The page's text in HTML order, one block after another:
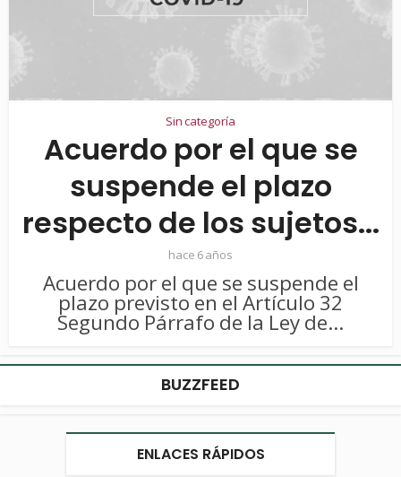
Sin categoría
Acuerdo por el que se
suspende el plazo
respecto de los sujetos...
hace 6 años
Acuerdo por el que se suspende el
plazo previsto en el Artículo 32
Segundo Párrafo de la Ley de...
BUZZFEED
ENLACES RÁPIDOS